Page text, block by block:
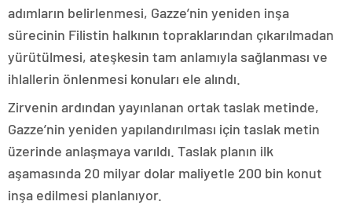
adımların belirlenmesi, Gazze’nin yeniden inşa
sürecinin Filistin halkının topraklarından çıkarılmadan
yürütülmesi, ateşkesin tam anlamıyla sağlanması ve
ihlallerin önlenmesi konuları ele alındı.
Zirvenin ardından yayınlanan ortak taslak metinde,
Gazze’nin yeniden yapılandırılması için taslak metin
üzerinde anlaşmaya varıldı. Taslak planın ilk
aşamasında 20 milyar dolar maliyetle 200 bin konut
inşa edilmesi planlanıyor.